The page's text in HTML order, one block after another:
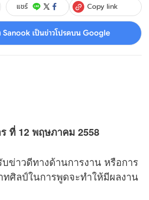
แชร์ Copy link
Sanook เป็นข่าวโปรดบน Google
ที่ 12 พฤษภาคม 2558
บข่าวดีทางด้านการงาน หรือการ
ทศิลป์ในการพูดจะทำให้มีผลงาน